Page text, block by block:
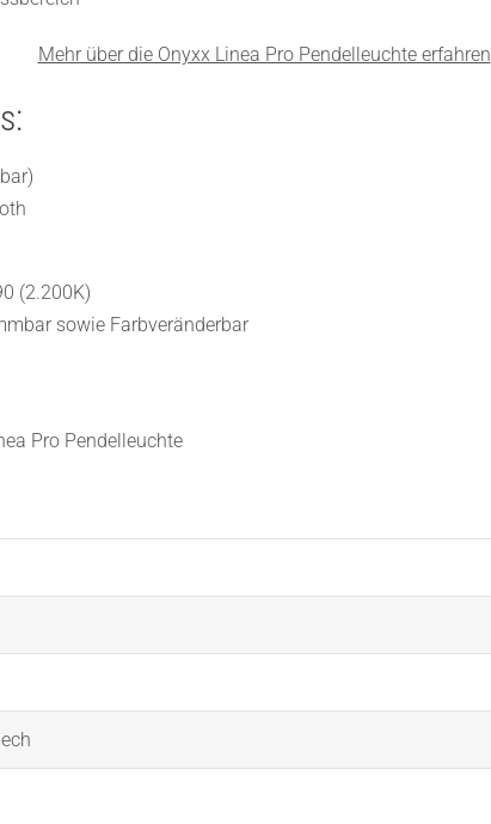
Mehr über die Onyxx Linea Pro Pendelleuchte erfahren
(2.200K)
sowie Farbveränderbar